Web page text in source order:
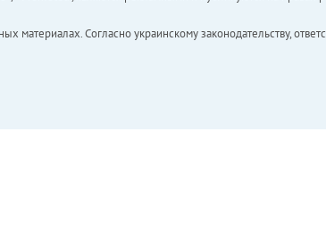
Согласно украинскому законодательству,